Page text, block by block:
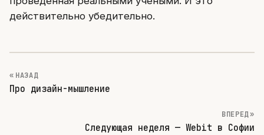
действительно убедительно.
« НАЗАД
Про дизайн-мышление
ВПЕРЕД »
Следующая неделя — Webit в Софии